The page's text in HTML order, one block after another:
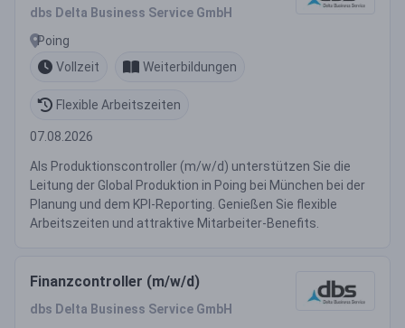
dbs Delta Business Service GmbH
Poing
Vollzeit
Weiterbildungen
Flexible Arbeitszeiten
07.08.2026
Als Produktionscontroller (m/w/d) unterstützen Sie die
Leitung der Global Produktion in Poing bei München bei der
Planung und dem KPI-Reporting. Genießen Sie flexible
Arbeitszeiten und attraktive Mitarbeiter-Benefits.
Finanzcontroller (m/w/d)
dbs Delta Business Service GmbH